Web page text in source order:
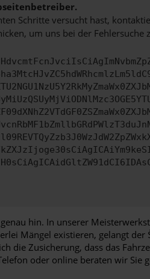
Schritte versucht hast,
um uns bei der Fehlersuche
hin. In unserer
Mängel existieren, gelangt
die Zusicherung, dass das
oder online beraten wir